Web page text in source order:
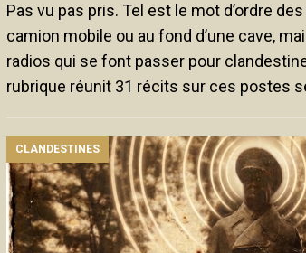
Pas vu pas pris. Tel est le mot d’ordre
camion mobile ou au fond d’une cave,
radios qui se font passer pour
rubrique réunit 31 récits sur ces postes
CLANDESTINES